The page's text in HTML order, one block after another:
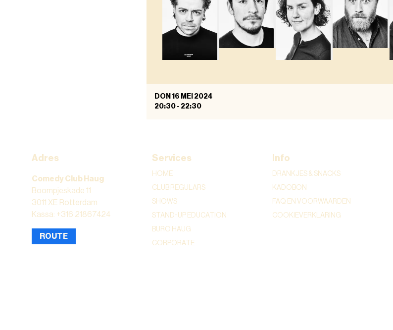
DON 16 MEI 2024
20:30 - 22:30
Adres
Comedy Club Haug
Boompjeskade 11
3011 XE Rotterdam
Kassa: +316 21867424
ROUTE
Services
HOME
CLUB REGULARS
SHOWS
STAND-UP EDUCATION
BURO HAUG
CORPORATE
Info
DRANKJES & SNACKS
KADOBON
FAQ EN VOORWAARDEN
COOKIEVERKLARING